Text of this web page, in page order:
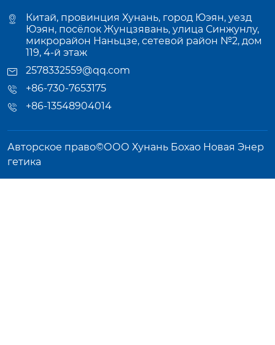
Китай, провинция Хунань, город Юэян, уезд
Юэян, посёлок Жунцзявань, улица Синжунлу,
микрорайон Наньцзе, сетевой район №2, дом
119, 4-й этаж
2578332559@qq.com
+86-730-7653175
+86-13548904014
Авторское право©ООО Хунань Бохао Новая Энер
гетика